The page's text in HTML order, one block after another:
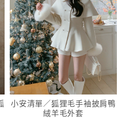
小安清單／狐狸毛手袖披肩鴨
絨羊毛外套